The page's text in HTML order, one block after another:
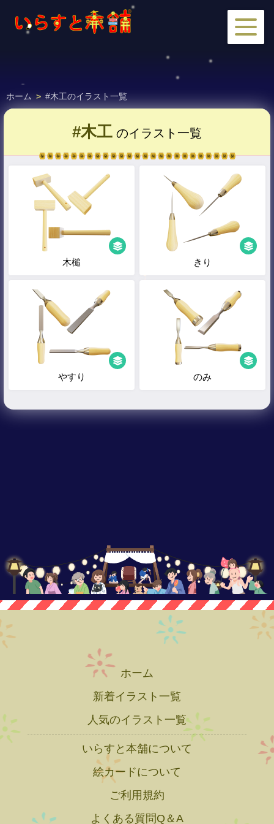
ホーム > #木工のイラスト一覧
#木工 のイラスト一覧
木槌 きり
やすり のみ
ホーム
新着イラスト一覧
人気のイラスト一覧
いらすと本舗について
絵カードについて
ご利用規約
よくある質問Q＆A